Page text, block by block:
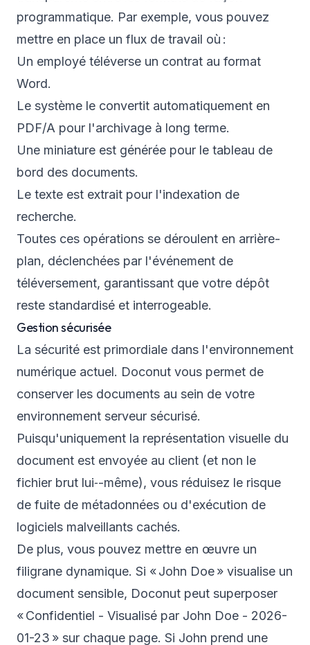
programmatique. Par exemple, vous pouvez
mettre en place un flux de travail où :
Un employé téléverse un contrat au format
Word.
Le système le convertit automatiquement en
PDF/A pour l'archivage à long terme.
Une miniature est générée pour le tableau de
bord des documents.
Le texte est extrait pour l'indexation de
recherche.
Toutes ces opérations se déroulent en arrière-
plan, déclenchées par l'événement de
téléversement, garantissant que votre dépôt
reste standardisé et interrogeable.
Gestion sécurisée
La sécurité est primordiale dans l'environnement
numérique actuel. Doconut vous permet de
conserver les documents au sein de votre
environnement serveur sécurisé.
Puisqu'uniquement la représentation visuelle du
document est envoyée au client (et non le
fichier brut lui‑-même), vous réduisez le risque
de fuite de métadonnées ou d'exécution de
logiciels malveillants cachés.
De plus, vous pouvez mettre en œuvre un
filigrane dynamique. Si « John Doe » visualise un
document sensible, Doconut peut superposer
« Confidentiel - Visualisé par John Doe - 2026-
01-23 » sur chaque page. Si John prend une